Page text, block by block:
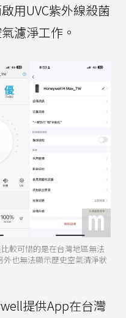
用UVC紫外線殺菌
濾淨工作。
較可惜的是在台灣地區無法
也無法顯示歷史空氣清淨狀
提供App在台灣